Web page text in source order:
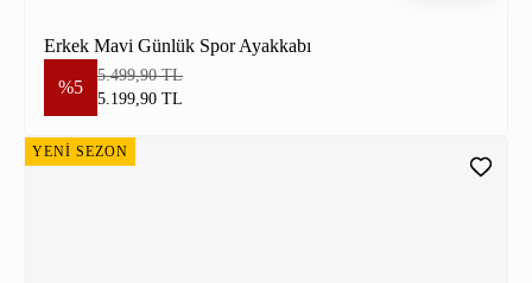
Erkek Mavi Günlük Spor Ayakkabı
%5
5.499,90 TL
5.199,90 TL
YENİ SEZON